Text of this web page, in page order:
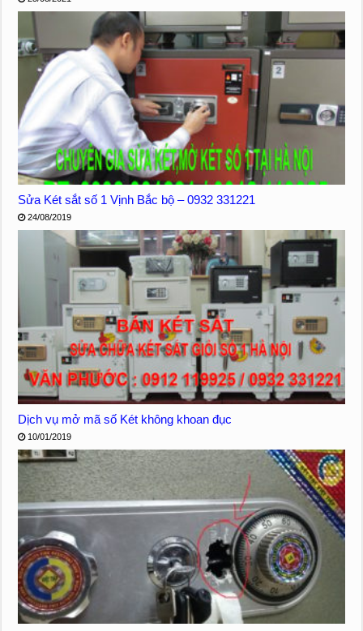
Sửa Két sắt số 1 Vịnh Bắc bộ – 0932 331221
24/08/2019
Dịch vụ mở mã số Két không khoan đục
10/01/2019